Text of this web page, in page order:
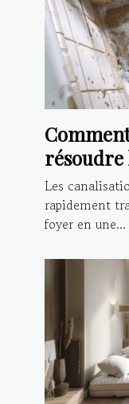
résoudre
Les
rapidement
foyer en une...